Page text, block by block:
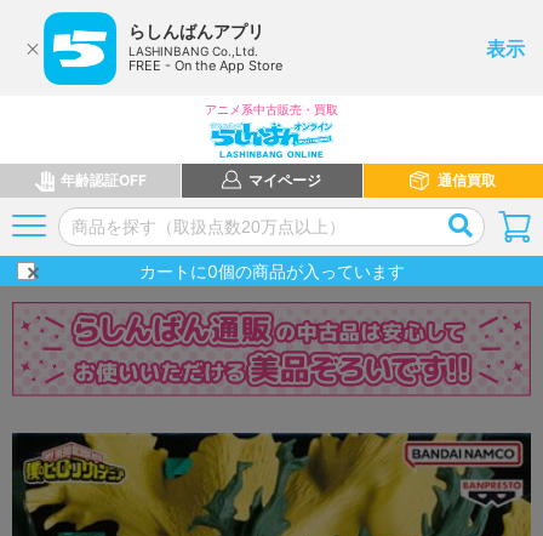
らしんばんアプリ
LASHINBANG Co.,Ltd.
FREE - On the App Store
表示
アニメ系中古販売・買取
年齢認証OFF マイページ 通信買取
カートに0個の商品が入っています